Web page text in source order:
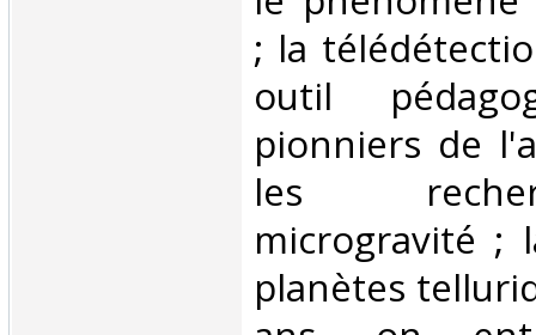
; la
outil
pionniers de
les
microgravité ;
planètes